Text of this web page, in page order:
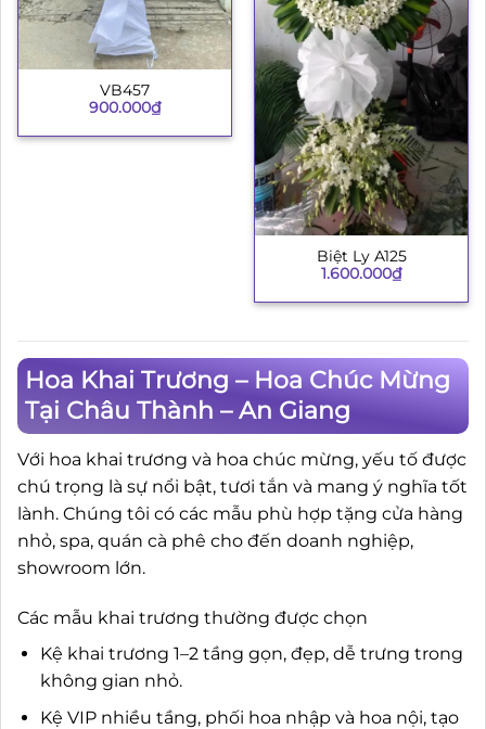
VB457
900.000₫
Biệt Ly A125
1.600.000₫
Hoa Khai Trương – Hoa Chúc Mừng
Tại Châu Thành – An Giang
Với hoa khai trương và hoa chúc mừng, yếu tố được
chú trọng là sự nổi bật, tươi tắn và mang ý nghĩa tốt
lành. Chúng tôi có các mẫu phù hợp tặng cửa hàng
nhỏ, spa, quán cà phê cho đến doanh nghiệp,
showroom lớn.
Các mẫu khai trương thường được chọn
Kệ khai trương 1–2 tầng gọn, đẹp, dễ trưng trong
không gian nhỏ.
Kệ VIP nhiều tầng, phối hoa nhập và hoa nội, tạo